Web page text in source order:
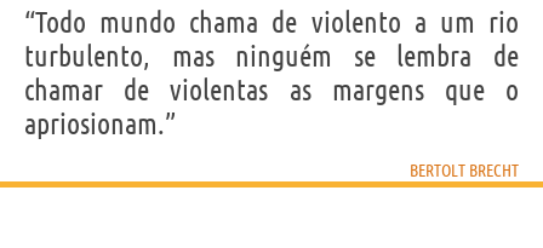
“Todo mundo chama de violento a um rio
turbulento, mas ninguém se lembra de
chamar de violentas as margens que o
apriosionam.”
BERTOLT BRECHT